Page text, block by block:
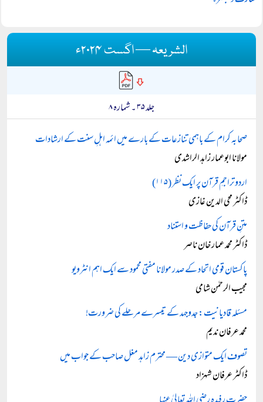
الشریعہ — اگست ۲۰۲۴ء
جلد ۳۵ ۔ شمارہ ۸
صحابہ کرام کے باہمی تنازعات کے بارے میں ائمہ اہلِ سنت کے ارشادات
مولانا ابوعمار زاہد الراشدی
اردو تراجمِ قرآن پر ایک نظر (۱۱۵)
ڈاکٹر محی الدین غازی
متنِ قرآن کی حفاظت و استناد
ڈاکٹر محمد عمار خان ناصر
پاکستان قومی اتحاد کے صدر مولانا مفتی محمود سے ایک اہم انٹرویو
مجیب الرحمٰن شامی
مسئلہ قادیانیت: جدوجہد کے تیسرے مرحلے کی ضرورت!
محمد عرفان ندیم
تصوف ایک متوازی دین — محترم زاہد مغل صاحب کے جواب میں
ڈاکٹر عرفان شہزاد